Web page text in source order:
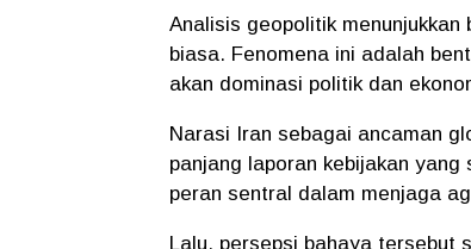
​Analisis geopolitik
biasa. Fenomena ini adalah
akan dominasi politik dan
​Narasi Iran sebagai ancaman
panjang laporan kebijakan
peran sentral dalam menjaga
​Lalu, persepsi bahaya tersebut